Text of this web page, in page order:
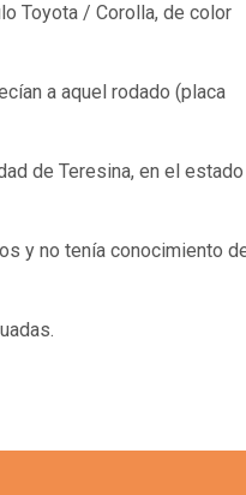
Toyota / Corolla, de color
a aquel rodado (placa
de Teresina, en el
y no tenía conocimiento